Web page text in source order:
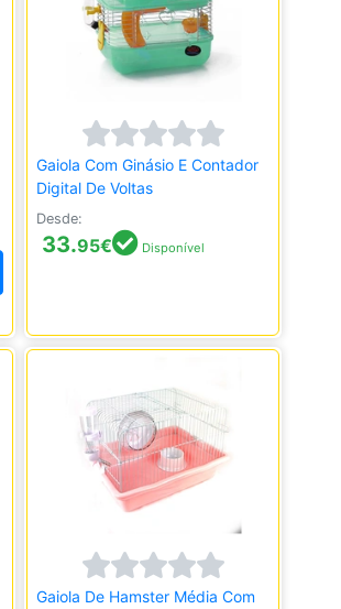
Gaiola Com Ginásio E Contador
Digital De Voltas
Desde:
33.95€ Disponível
Gaiola De Hamster Média Com